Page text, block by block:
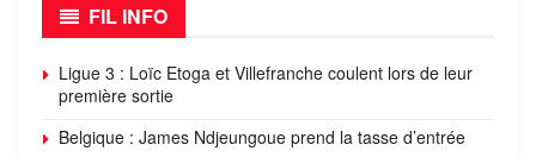
FIL INFO
Ligue 3 : Loïc Etoga et Villefranche coulent lors de leur
première sortie
Belgique : James Ndjeungoue prend la tasse d’entrée